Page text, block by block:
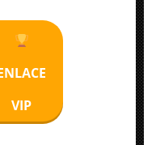
VIP